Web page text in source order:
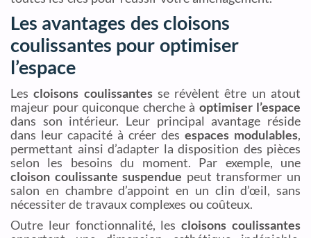
Les avantages des cloisons
coulissantes pour optimiser
l’espace
Lescloisons coulissantesse révèlent être un atout
majeur pour quiconque cherche à optimiser l’espace
dans son intérieur. Leur principal avantage réside
dans leur capacité à créer des espaces modulables,
permettant ainsi d’adapter la disposition des pièces
selon les besoins du moment. Par exemple, une
cloison coulissante suspendue peut transformer un
salon en chambre d’appoint en un clin d’œil, sans
nécessiter de travaux complexes ou coûteux.
Outre leur fonctionnalité, lescloisons coulissantes